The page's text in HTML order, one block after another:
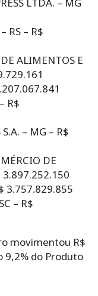
RS – R$
ALIMENTOS E
R$
– MG – R$
DE
3.897.252.150
3.757.829.855
– R$
movimentou R$
9,2% do Produto